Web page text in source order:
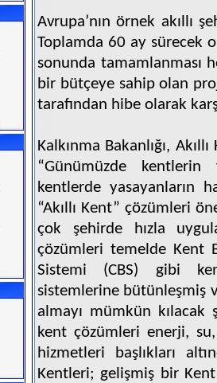
Avrupa’nın örnek akıllı
Toplamda 60 ay sürecek
sonunda tamamlanması
bir bütçeye sahip olan
tarafından hibe olarak
Kalkınma Bakanlığı,
“Günümüzde kentlerin
kentlerde yasayanların
“Akıllı Kent” çözümleri
çok şehirde hızla
çözümleri temelde Kent
Sistemi (CBS) gibi
sistemlerine bütünleşmiş
almayı mümkün kılacak
kent çözümleri enerji,
hizmetleri başlıkları
Kentleri; gelişmiş bir